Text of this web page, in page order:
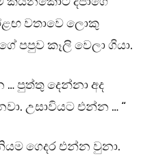
වතාවෙ ලොකු
පපුව කෑලි වෙලා ගියා.
… පුත්තු දෙන්නා අද
උසාවියට එන්න … “
ගෙදර එන්න වුනා.